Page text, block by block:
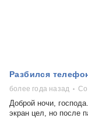
Разбился
более года назад
Доброй ночи,
экран цел, но после